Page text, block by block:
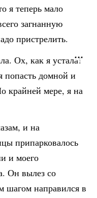
я теперь мало
загнанную
пристрелить.
Ох, как я устала!
попасть домной и
крайней мере, я на
и на
припарковалось
и моего
Он вылез со
шагом направился в